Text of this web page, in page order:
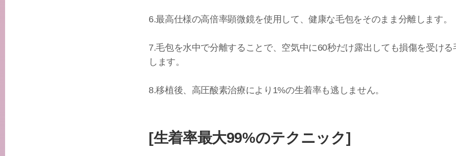
6.最高仕様の高倍率顕微鏡を使用して、健康な毛包をそのまま分離します。
7.毛包を水中で分離することで、空気中に60秒だけ露出しても損傷を受け
します。
8.移植後、高圧酸素治療により1%の生着率も逃しません。
[生着率最大99%のテクニック]